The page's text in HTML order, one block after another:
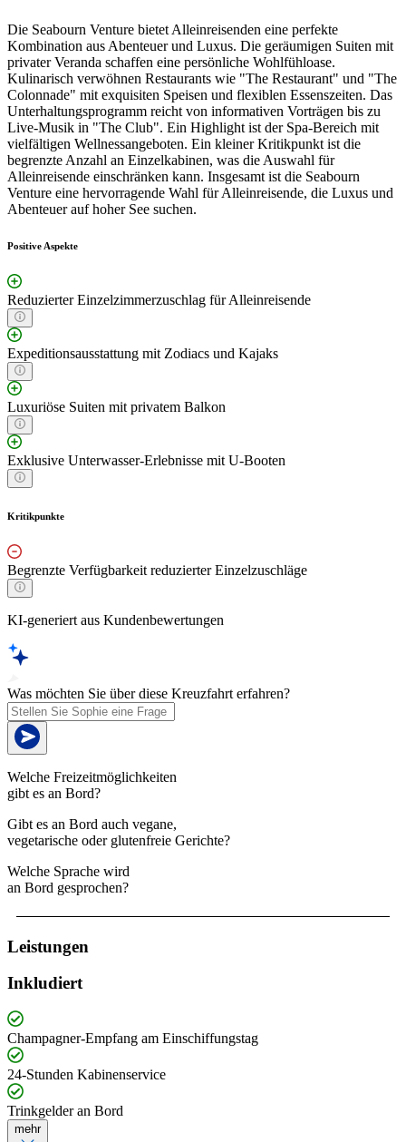
Die Seabourn Venture bietet Alleinreisenden eine perfekte
Kombination aus Abenteuer und Luxus. Die geräumigen Suiten mit
privater Veranda schaffen eine persönliche Wohlfühloase.
Kulinarisch verwöhnen Restaurants wie "The Restaurant" und "The
Colonnade" mit exquisiten Speisen und flexiblen Essenszeiten. Das
Unterhaltungsprogramm reicht von informativen Vorträgen bis zu
Live-Musik in "The Club". Ein Highlight ist der Spa-Bereich mit
vielfältigen Wellnessangeboten. Ein kleiner Kritikpunkt ist die
begrenzte Anzahl an Einzelkabinen, was die Auswahl für
Alleinreisende einschränken kann. Insgesamt ist die Seabourn
Venture eine hervorragende Wahl für Alleinreisende, die Luxus und
Abenteuer auf hoher See suchen.
Positive Aspekte
Reduzierter Einzelzimmerzuschlag für Alleinreisende
Expeditionsausstattung mit Zodiacs und Kajaks
Luxuriöse Suiten mit privatem Balkon
Exklusive Unterwasser-Erlebnisse mit U-Booten
Kritikpunkte
Begrenzte Verfügbarkeit reduzierter Einzelzuschläge
KI-generiert aus Kundenbewertungen
Was möchten Sie über diese Kreuzfahrt erfahren?
Welche Freizeitmöglichkeiten
gibt es an Bord?
Gibt es an Bord auch vegane,
vegetarische oder glutenfreie Gerichte?
Welche Sprache wird
an Bord gesprochen?
Leistungen
Inkludiert
Champagner-Empfang am Einschiffungstag
24-Stunden Kabinenservice
Trinkgelder an Bord
mehr